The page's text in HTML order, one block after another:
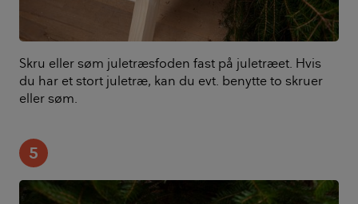
Skru eller søm juletræsfoden fast på juletræet. Hvis
du har et stort juletræ, kan du evt. benytte to skruer
eller søm.
5